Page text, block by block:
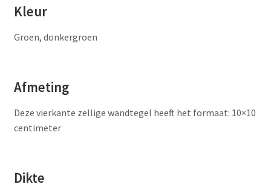
Kleur
Groen, donkergroen
Afmeting
Deze vierkante zellige wandtegel heeft het formaat: 10×10
centimeter
Dikte